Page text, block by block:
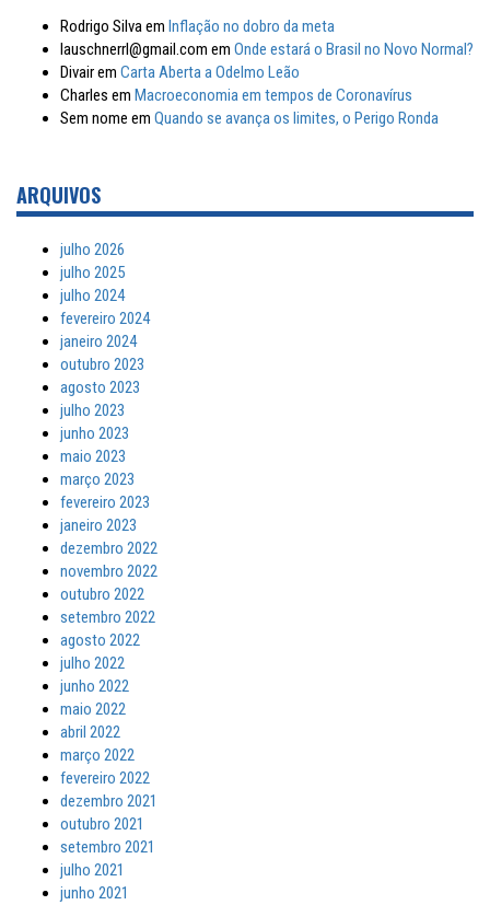
Rodrigo Silvaem Inflação no dobro da meta
lauschnerrl@gmail.com em Onde estará o Brasil no Novo Normal?
Divairem Carta Aberta a Odelmo Leão
Charles em Macroeconomia em tempos de Coronavírus
Sem nome em Quando se avança os limites, o Perigo Ronda
ARQUIVOS
julho 2026
julho 2025
julho 2024
fevereiro 2024
janeiro 2024
outubro 2023
agosto 2023
julho 2023
junho 2023
maio 2023
março 2023
fevereiro 2023
janeiro 2023
dezembro 2022
novembro 2022
outubro 2022
setembro 2022
agosto 2022
julho 2022
junho 2022
maio 2022
abril 2022
março 2022
fevereiro 2022
dezembro 2021
outubro 2021
setembro 2021
julho 2021
junho 2021